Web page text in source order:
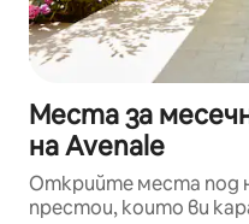
Места за
на Avenale
Открийте места под
престои, които ви